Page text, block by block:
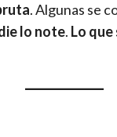
. Algunas se
lo note. Lo